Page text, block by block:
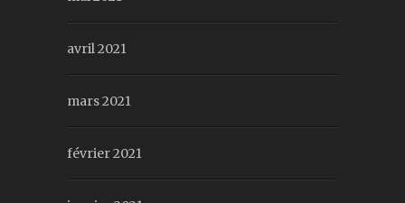
avril 2021
mars 2021
février 2021